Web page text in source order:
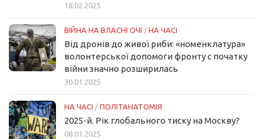
18.02.2025
ВІЙНА НА ВЛАСНІ ОЧІ / НА ЧАСІ
Від дронів до живої риби: «номенклатура»
волонтерської допомоги фронту с початку
війни значно розширилась
30.01.2025
НА ЧАСІ / ПОЛІТАНАТОМІЯ
2025-й. Рік глобального тиску на Москву?
08.01.2025